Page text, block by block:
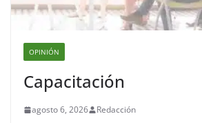
OPINIÓN
Capacitación
agosto 6, 2026 Redacción